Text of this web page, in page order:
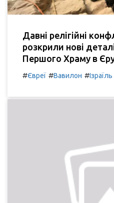
Давні релігійні
розкрили нові
Першого Храму в
#Євреї #Вавилон #Ізраїль